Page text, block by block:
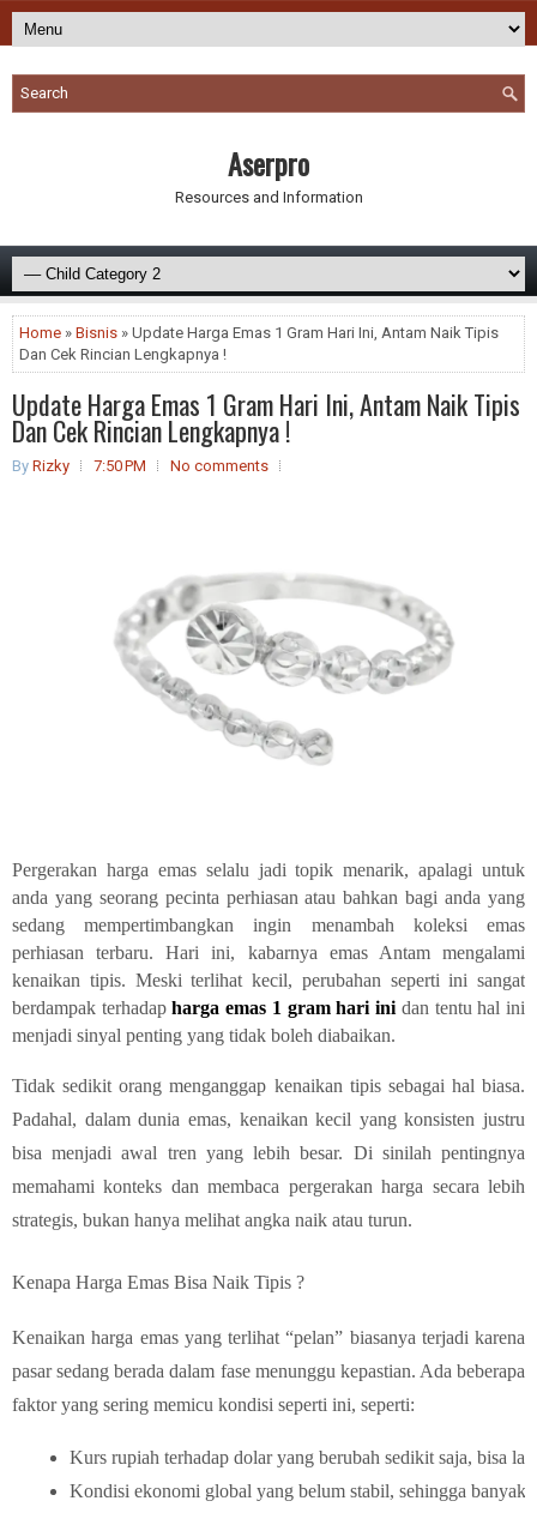
Aserpro
Resources and Information
Home » Bisnis » Update Harga Emas 1 Gram Hari Ini, Antam Naik Tipis
Dan Cek Rincian Lengkapnya !
Update Harga Emas 1 Gram Hari Ini, Antam Naik Tipis
Dan Cek Rincian Lengkapnya !
By Rizky 7:50 PM No comments
Pergerakan harga emas selalu jadi topik menarik, apalagi untuk
anda yang seorang pecinta perhiasan atau bahkan bagi anda yang
sedang mempertimbangkan ingin menambah koleksi emas
perhiasan terbaru. Hari ini, kabarnya emas Antam mengalami
kenaikan tipis. Meski terlihat kecil, perubahan seperti ini sangat
berdampak terhadapharga emas 1 gram hari ini dan tentu hal ini
menjadi sinyal penting yang tidak boleh diabaikan.
Tidak sedikit orang menganggap kenaikan tipis sebagai hal biasa.
Padahal, dalam dunia emas, kenaikan kecil yang konsisten justru
bisa menjadi awal tren yang lebih besar. Di sinilah pentingnya
memahami konteks dan membaca pergerakan harga secara lebih
strategis, bukan hanya melihat angka naik atau turun.
Kenapa Harga Emas Bisa Naik Tipis ?
Kenaikan harga emas yang terlihat “pelan” biasanya terjadi karena
pasar sedang berada dalam fase menunggu kepastian. Ada beberapa
faktor yang sering memicu kondisi seperti ini, seperti:
Kurs rupiah terhadap dolar yang berubah sedikit saja, bisa
Kondisi ekonomi global yang belum stabil, sehingga banyak